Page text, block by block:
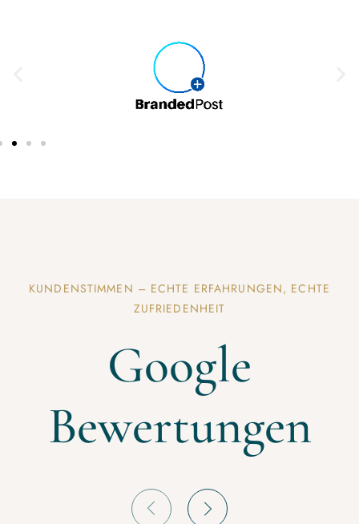
KUNDENSTIMMEN – ECHTE ERFAHRUNGEN, ECHTE
ZUFRIEDENHEIT
Google
Bewertungen